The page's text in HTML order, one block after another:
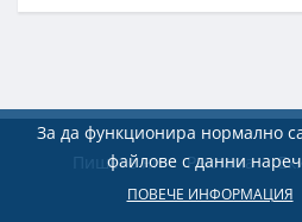
За да функционира нормално
файлове с данни
ПОВЕЧЕ ИНФОРМАЦИЯ
Пишете ни Реклама